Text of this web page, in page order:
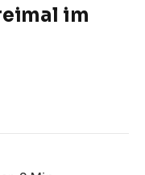
im